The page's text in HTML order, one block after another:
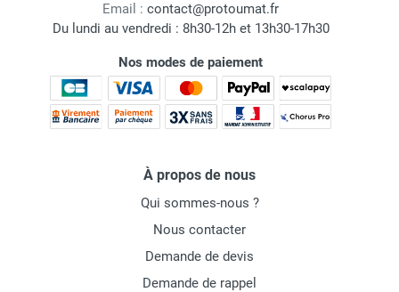
Email : contact@protoumat.fr
Du lundi au vendredi : 8h30-12h et 13h30-17h30
Nos modes de paiement
À propos de nous
Qui sommes-nous ?
Nous contacter
Demande de devis
Demande de rappel